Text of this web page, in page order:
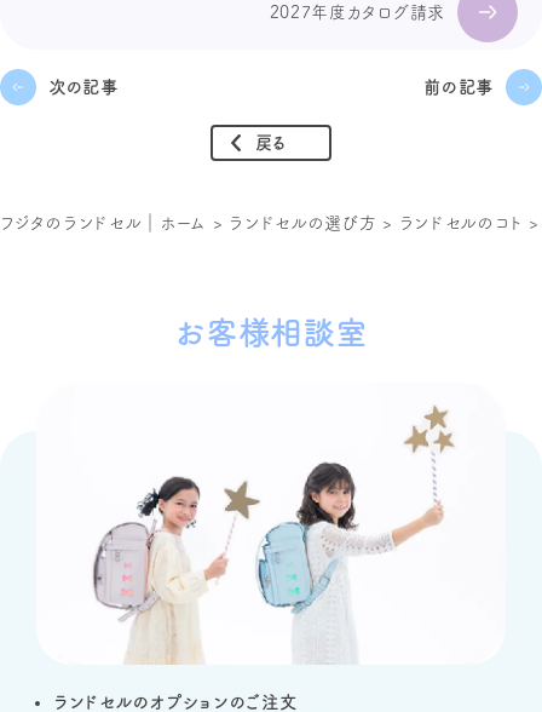
2027年度カタログ請求
次の記事 前の記事
戻る
フジタのランドセル｜ホーム > ランドセルの選び方 > ランドセルのコト
お客様相談室
ランドセルのオプションのご注文